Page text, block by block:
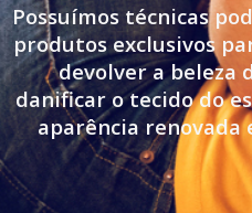
Possuímos técnicas
produtos exclusivos
devolver a beleza
danificar o tecido do
aparência